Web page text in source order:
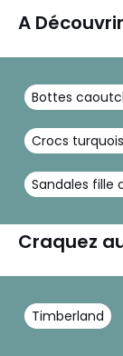
A Découvrir
Bottes
Crocs
Sandales fille
Craquez
Timberland